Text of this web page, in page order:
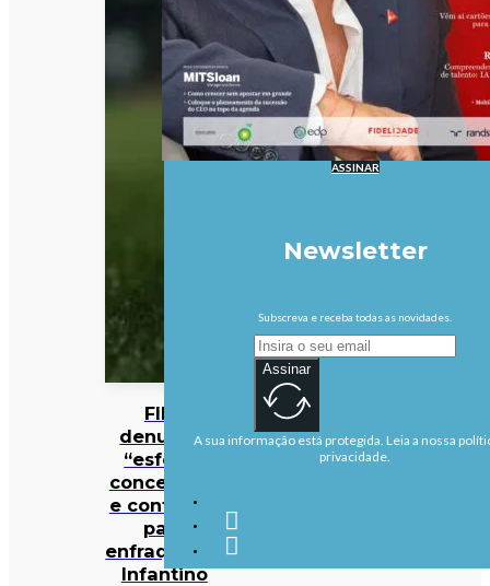
FIFA
denuncia
“esforço
concertado
e contínuo”
para
enfraquecer
Infantino
ASSINAR
Newsletter
Subscreva e receba todas as novidades.
Assinar
A sua informação está protegida. Leia a nossa
privacidade.